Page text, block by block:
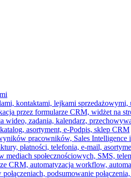
kontaktami, lejkami
przez formularze CRM, widżet na
wideo, zadania, kalendarz,
asortyment, e-Podpis, sklep CRM
pracowników, Sales Intelligence
płatności, telefonia, e-mail,
mediach społecznościowych, SMS,
CRM, automatyzacja workflow,
podsumowanie